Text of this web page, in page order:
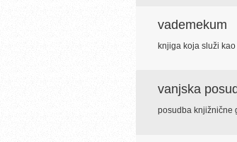
vademekum
knjiga koja služi
vanjska
posudba knjižnične